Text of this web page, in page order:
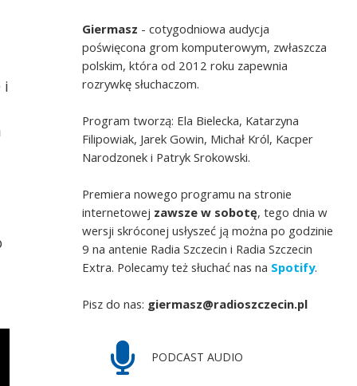
i
Giermasz - cotygodniowa audycja
poświęcona grom komputerowym, zwłaszcza
polskim, która od 2012 roku zapewnia
rozrywkę słuchaczom.
Program tworzą: Ela Bielecka, Katarzyna
Filipowiak, Jarek Gowin, Michał Król, Kacper
Narodzonek i Patryk Srokowski.
Premiera nowego programu na stronie
internetowej zawsze w sobotę, tego dnia w
wersji skróconej usłyszeć ją można po godzinie
9 na antenie Radia Szczecin i Radia Szczecin
Extra. Polecamy też słuchać nas na Spotify.
Pisz do nas: giermasz@radioszczecin.pl
PODCAST AUDIO